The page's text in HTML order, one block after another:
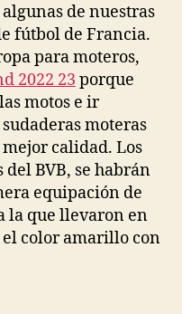
de nuestras
fútbol de Francia.
para moteros,
2022 23 porque
motos e ir
moteras
calidad. Los
BVB, se habrán
equipación de
la que llevaron en
el color amarillo con